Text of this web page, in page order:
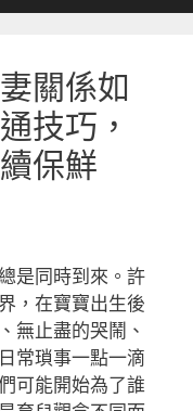
關係如
技巧，
保鮮
是同時到來。許
，在寶寶出生後
無止盡的哭鬧、
常瑣事一點一滴
可能開始為了誰